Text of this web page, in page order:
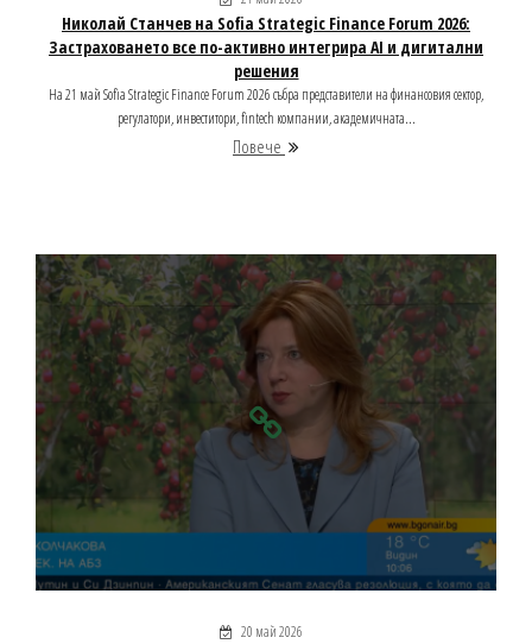
Николай Станчев на Sofia Strategic Finance Forum 2026:
Застраховането все по-активно интегрира AI и дигитални
решения
На 21 май Sofia Strategic Finance Forum 2026 събра представители на финансовия сектор,
регулатори, инвеститори, fintech компании, академичната...
Повече
20 май 2026